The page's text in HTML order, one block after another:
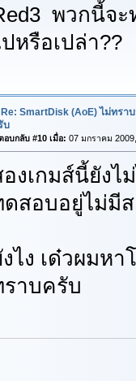
พวกนี้จะ
หรือเปล่า??
Re: SmartDisk (AoE) ไม่ทร
บ
อบกลับ #10 เมื่อ: 07 มกราคม
งเกมส์นี้ยังไ
สอบอยู่ไม่มี
งไง เด๋วผมห
าบครับ